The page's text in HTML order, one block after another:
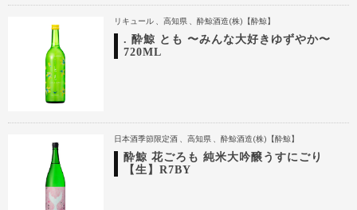
リキュール 高知県 酔鯨酒造(株)【酔鯨】
. 酔鯨 とも 〜みんな大好きゆずやか〜
720ML
日本酒季節限定酒 高知県 酔鯨酒造(株)【酔鯨】
酔鯨 花ごろも 純米大吟醸うすにごり
【生】R7BY